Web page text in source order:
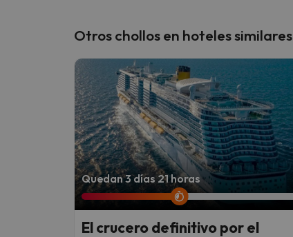
Otros chollos en hoteles similares
Quedan 3 días 21 horas
El crucero definitivo por el